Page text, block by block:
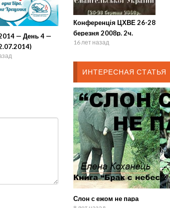
— День 4 —
Конференція ЦХВЕ 26-28
березня 2008р. 2ч.
16 лет назад
ИНТЕРЕСНАЯ СТАТЬЯ
Слон с ежом не пара